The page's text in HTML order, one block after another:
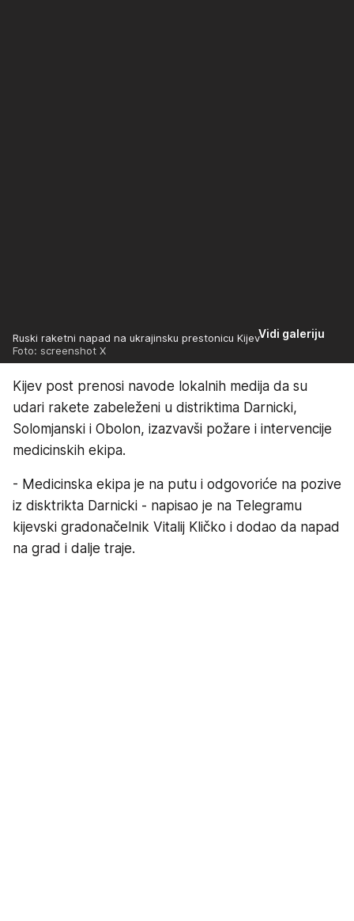
Vidi galeriju
Ruski raketni napad na ukrajinsku prestonicu Kijev
Foto: screenshot X
Kijev post prenosi navode lokalnih medija da su
udari rakete zabeleženi u distriktima Darnicki,
Solomjanski i Obolon, izazvavši požare i intervencije
medicinskih ekipa.
- Medicinska ekipa je na putu i odgovoriće na pozive
iz disktrikta Darnicki - napisao je na Telegramu
kijevski gradonačelnik Vitalij Kličko i dodao da napad
na grad i dalje traje.